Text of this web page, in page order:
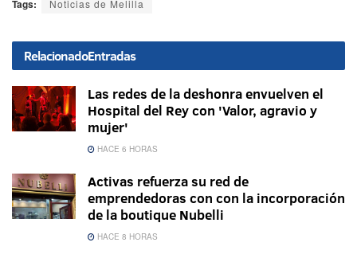
Tags: Noticias de Melilla
RelacionadoEntradas
Las redes de la deshonra envuelven el
Hospital del Rey con 'Valor, agravio y
mujer'
HACE 6 HORAS
Activas refuerza su red de
emprendedoras con con la incorporación
de la boutique Nubelli
HACE 8 HORAS